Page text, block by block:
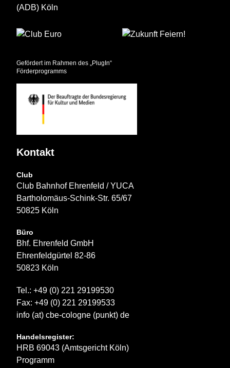
Gefördert im Rahmen des „PlugIn“
Förderprogramms
Kontakt
Club
Club Bahnhof Ehrenfeld / YUCA
Bartholomäus-Schink-Str. 65/67
50825 Köln
Büro
Bhf. Ehrenfeld GmbH
Ehrenfeldgürtel 82-86
50823 Köln
Tel.: +49 (0) 221 29199530
Fax: +49 (0) 221 29199533
info (at) cbe-cologne (punkt) de
Handelsregister:
HRB 69043 (Amtsgericht Köln)
Programm